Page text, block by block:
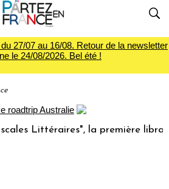
27/07 au 16/08. Retour de la newsletter
le 24/08/2026. Bel été !
Littéraires", la première librairie du